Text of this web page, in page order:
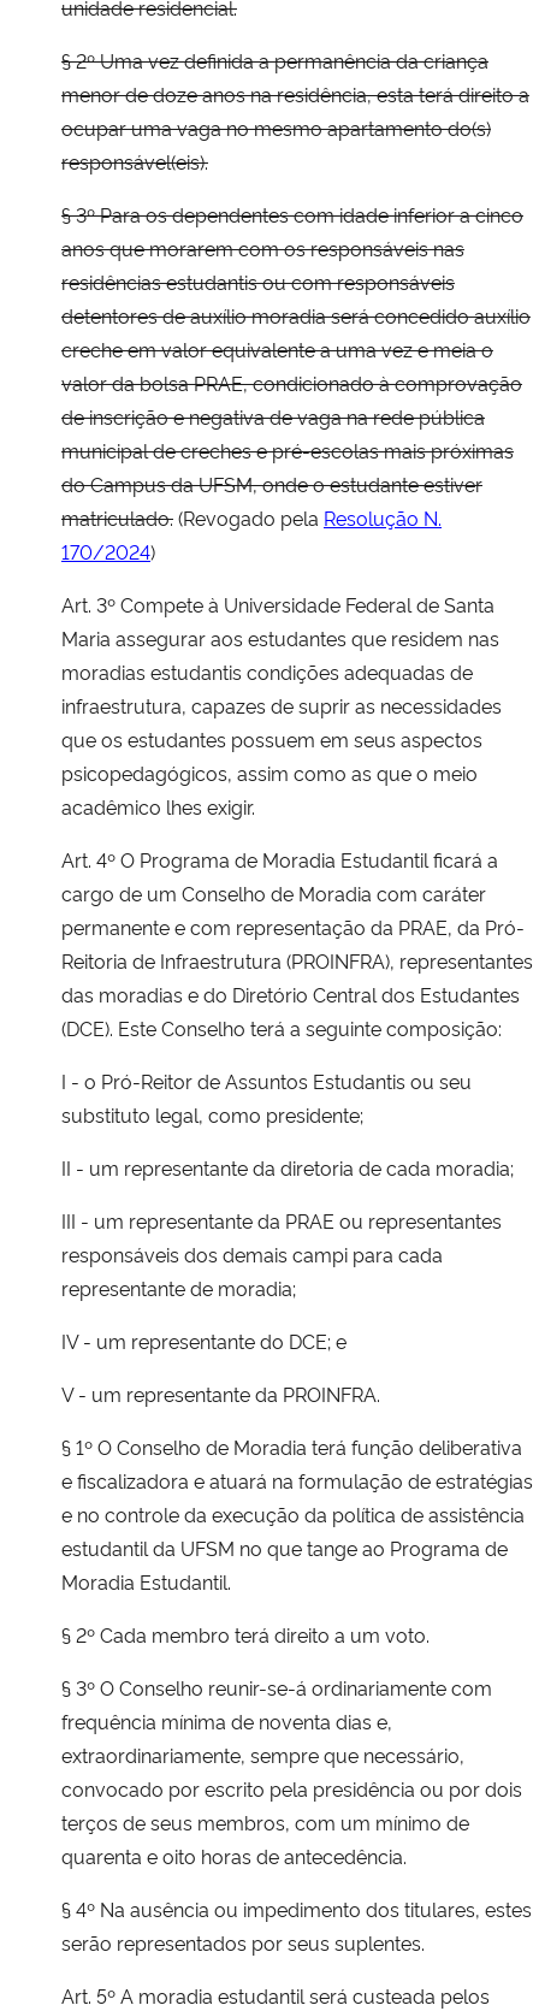
unidade residencial.
§ 2º Uma vez definida a permanência da criança
menor de doze anos na residência, esta terá direito a
ocupar uma vaga no mesmo apartamento do(s)
responsável(eis).
§ 3º Para os dependentes com idade inferior a cinco
anos que morarem com os responsáveis nas
residências estudantis ou com responsáveis
detentores de auxílio moradia será concedido auxílio
creche em valor equivalente a uma vez e meia o
valor da bolsa PRAE, condicionado à comprovação
de inscrição e negativa de vaga na rede pública
municipal de creches e pré-escolas mais próximas
do Campus da UFSM, onde o estudante estiver
matriculado.(Revogado pela Resolução N.
170/2024)
Art. 3º Compete à Universidade Federal de Santa
Maria assegurar aos estudantes que residem nas
moradias estudantis condições adequadas de
infraestrutura, capazes de suprir as necessidades
que os estudantes possuem em seus aspectos
psicopedagógicos, assim como as que o meio
acadêmico lhes exigir.
Art. 4º O Programa de Moradia Estudantil ficará a
cargo de um Conselho de Moradia com caráter
permanente e com representação da PRAE, da Pró-
Reitoria de Infraestrutura (PROINFRA), representantes
das moradias e do Diretório Central dos Estudantes
(DCE). Este Conselho terá a seguinte composição:
I - o Pró-Reitor de Assuntos Estudantis ou seu
substituto legal, como presidente;
II - um representante da diretoria de cada moradia;
III - um representante da PRAE ou representantes
responsáveis dos demais campi para cada
representante de moradia;
IV - um representante do DCE; e
V - um representante da PROINFRA.
§ 1º O Conselho de Moradia terá função deliberativa
e fiscalizadora e atuará na formulação de estratégias
e no controle da execução da política de assistência
estudantil da UFSM no que tange ao Programa de
Moradia Estudantil.
§ 2º Cada membro terá direito a um voto.
§ 3º O Conselho reunir-se-á ordinariamente com
frequência mínima de noventa dias e,
extraordinariamente, sempre que necessário,
convocado por escrito pela presidência ou por dois
terços de seus membros, com um mínimo de
quarenta e oito horas de antecedência.
§ 4º Na ausência ou impedimento dos titulares, estes
serão representados por seus suplentes.
Art. 5º A moradia estudantil será custeada pelos